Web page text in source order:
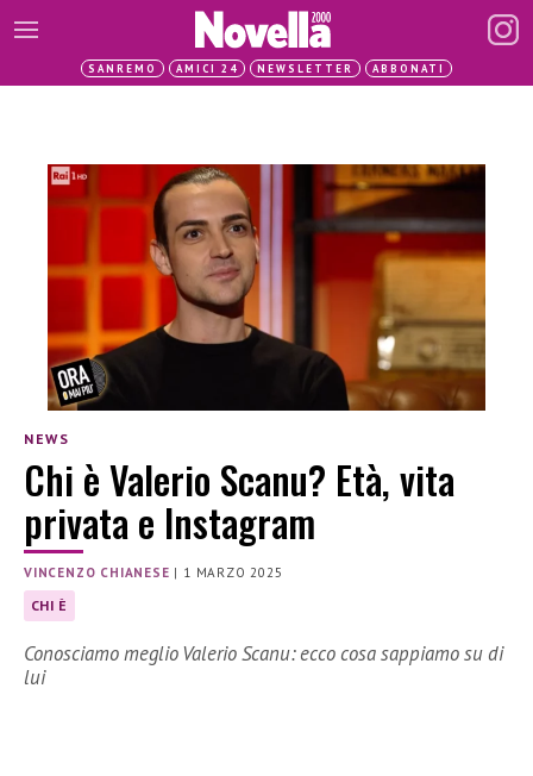
SANREMO AMICI 24 NEWSLETTER ABBONATI
NEWS
Chi è Valerio Scanu? Età, vita
privata e Instagram
VINCENZO CHIANESE | 1 MARZO 2025
CHI È
Conosciamo meglio Valerio Scanu: ecco cosa sappiamo su di
lui